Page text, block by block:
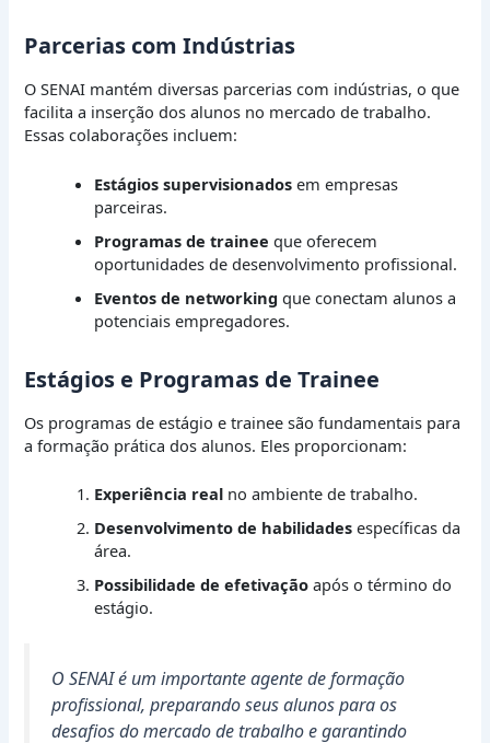
Parcerias com Indústrias
O SENAI mantém diversas parcerias com indústrias, o que
facilita a inserção dos alunos no mercado de trabalho.
Essas colaborações incluem:
Estágios supervisionados em empresas
parceiras.
Programas de trainee que oferecem
oportunidades de desenvolvimento profissional.
Eventos de networking que conectam alunos a
potenciais empregadores.
Estágios e Programas de Trainee
Os programas de estágio e trainee são fundamentais para
a formação prática dos alunos. Eles proporcionam:
Experiência real no ambiente de trabalho.
Desenvolvimento de habilidades específicas da
área.
Possibilidade de efetivação após o término do
estágio.
O SENAI é um importante agente de formação
profissional, preparando seus alunos para os
desafios do mercado de trabalho e garantindo